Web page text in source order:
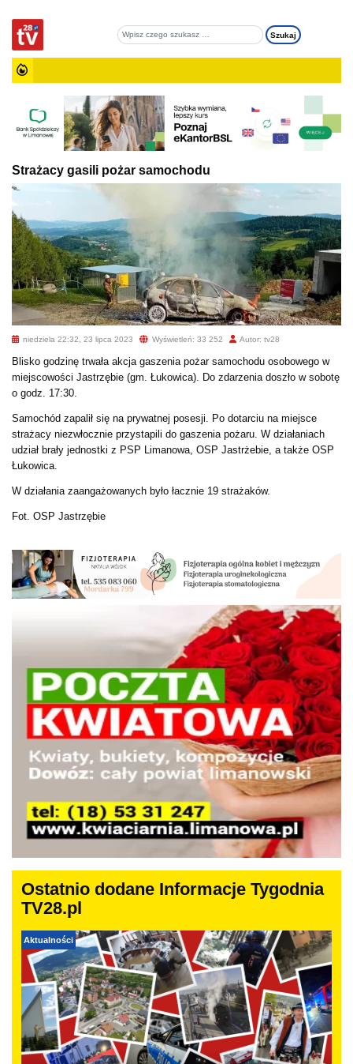
Strażacy gasili pożar samochodu
niedziela 22:32, 23 lipca 2023 Wyświetleń: 33 252 Autor: tv28
Blisko godzinę trwała akcja gaszenia pożar samochodu osobowego w
miejscowości Jastrzębie (gm. Łukowica). Do zdarzenia doszło w sobotę
o godz. 17:30.
Samochód zapalił się na prywatnej posesji. Po dotarciu na miejsce
strażacy niezwłocznie przystapili do gaszenia pożaru. W działaniach
udział brały jednostki z PSP Limanowa, OSP Jastrżebie, a także OSP
Łukowica.
W działania zaangażowanych było łacznie 19 strażaków.
Fot. OSP Jastrzębie
Ostatnio dodane Informacje Tygodnia
TV28.pl
Aktualności